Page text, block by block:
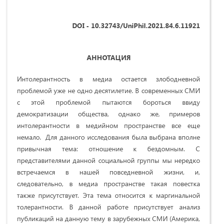
DOI - 10.32743/UniPhil.2021.84.6.11921
АННОТАЦИЯ
Интолерантность в медиа остается злободневной
проблемой уже не одно десятилетие. В современных СМИ
с этой проблемой пытаются бороться ввиду
демократизации общества, однако же, примеров
интолерантности в медийном пространстве все еще
немало. Для данного исследования была выбрана вполне
привычная тема: отношение к бездомным. С
представителями данной социальной группы мы нередко
встречаемся в нашей повседневной жизни, и,
следовательно, в медиа пространстве такая повестка
также присутствует. Эта тема относится к маргинальной
толерантности. В данной работе присутствует анализ
публикаций на данную тему в зарубежных СМИ (Америка,